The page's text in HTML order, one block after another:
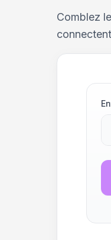
Comblez